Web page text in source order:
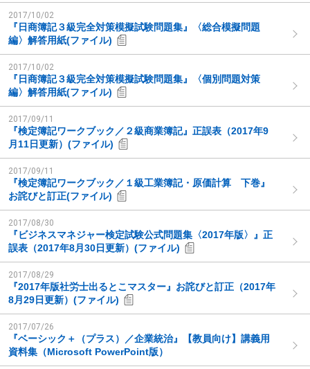
2017/10/02
『日商簿記３級完全対策模擬試験問題集』〈総合模擬問題
編〉解答用紙(ファイル)
2017/10/02
『日商簿記３級完全対策模擬試験問題集』〈個別問題対策
編〉解答用紙(ファイル)
2017/09/11
『検定簿記ワークブック／２級商業簿記』正誤表（2017年9
月11日更新）(ファイル)
2017/09/11
『検定簿記ワークブック／１級工業簿記・原価計算 下巻』
お詫びと訂正(ファイル)
2017/08/30
『ビジネスマネジャー検定試験公式問題集〈2017年版〉』正
誤表（2017年8月30日更新）(ファイル)
2017/08/29
『2017年版社労士出るとこマスター』お詫びと訂正（2017年
8月29日更新）(ファイル)
2017/07/26
『ベーシック＋（プラス）／企業統治』【教員向け】講義用
資料集（Microsoft PowerPoint版）